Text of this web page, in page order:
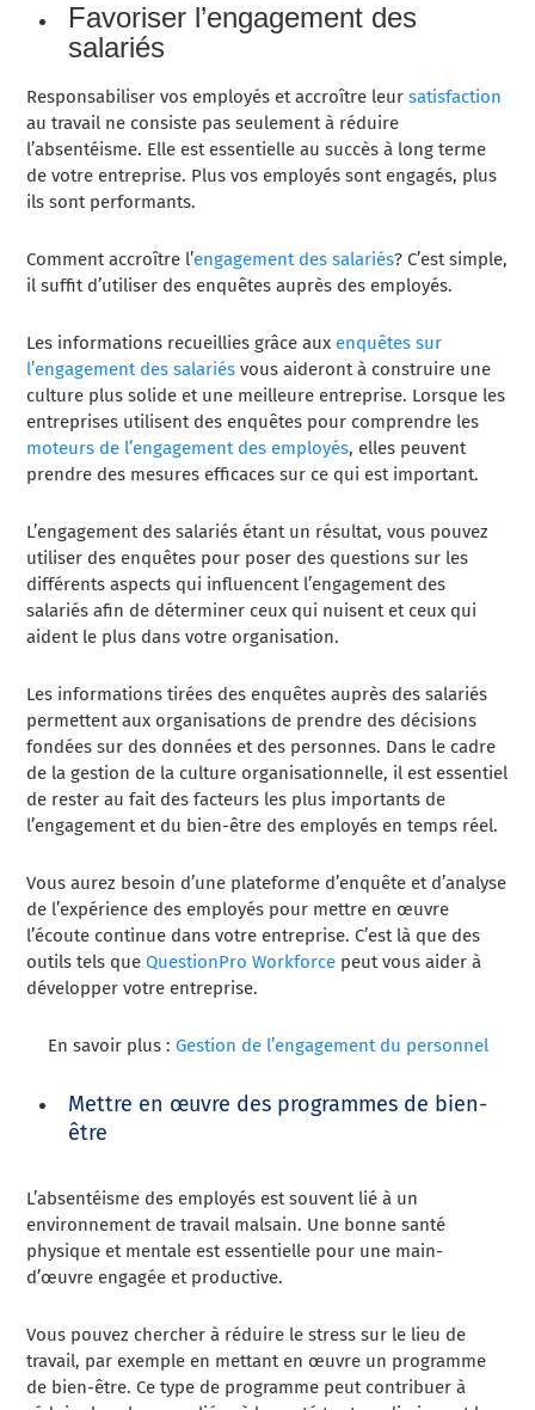
Favoriser l’engagement des
salariés
Responsabiliser vos employés et accroître leursatisfaction
au travail ne consiste pas seulement à réduire
l’absentéisme. Elle est essentielle au succès à long terme
de votre entreprise. Plus vos employés sont engagés, plus
ils sont performants.
Comment accroître l’engagement des salariés? C’est simple,
il suffit d’utiliser des enquêtes auprès des employés.
Les informations recueillies grâce aux enquêtes sur
l’engagement des salariés vous aideront à construire une
culture plus solide et une meilleure entreprise. Lorsque les
entreprises utilisent des enquêtes pour comprendre les
moteurs de l’engagement des employés, elles peuvent
prendre des mesures efficaces sur ce qui est important.
L’engagement des salariés étant un résultat, vous pouvez
utiliser des enquêtes pour poser des questions sur les
différents aspects qui influencent l’engagement des
salariés afin de déterminer ceux qui nuisent et ceux qui
aident le plus dans votre organisation.
Les informations tirées des enquêtes auprès des salariés
permettent aux organisations de prendre des décisions
fondées sur des données et des personnes. Dans le cadre
de la gestion de la culture organisationnelle, il est essentiel
de rester au fait des facteurs les plus importants de
l’engagement et du bien-être des employés en temps réel.
Vous aurez besoin d’une plateforme d’enquête et d’analyse
de l’expérience des employés pour mettre en œuvre
l’écoute continue dans votre entreprise. C’est là que des
outils tels queQuestionPro Workforce peut vous aider à
développer votre entreprise.
En savoir plus : Gestion de l’engagement du personnel
Mettre en œuvre des programmes de bien-
être
L’absentéisme des employés est souvent lié à un
environnement de travail malsain. Une bonne santé
physique et mentale est essentielle pour une main-
d’œuvre engagée et productive.
Vous pouvez chercher à réduire le stress sur le lieu de
travail, par exemple en mettant en œuvre un programme
de bien-être. Ce type de programme peut contribuer à